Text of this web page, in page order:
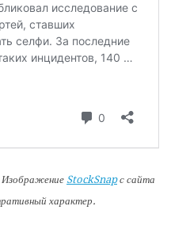
Изображение StockSnapс сайта
характер.